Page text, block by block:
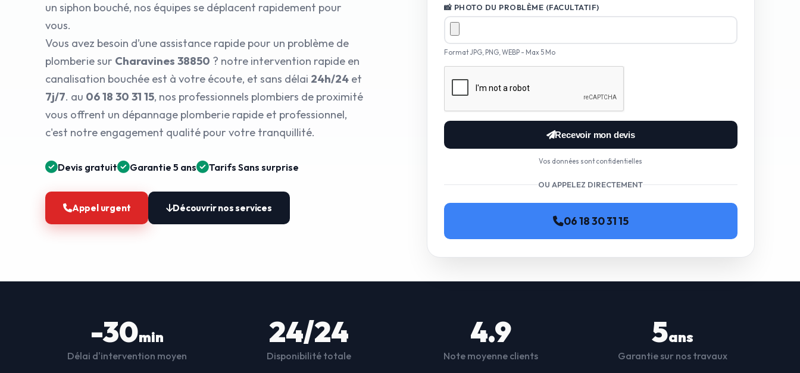
un siphon bouché, nos équipes se déplacent rapidement pour
vous.
Vous avez besoin d’une assistance rapide pour un problème de
plomberie sur Charavines 38850 ? notre intervention rapide en
canalisation bouchée est à votre écoute, et sans délai 24h/24 et
7j/7. au 06 18 30 31 15, nos professionnels plombiers de proximité
vous offrent un dépannage plomberie rapide et professionnel,
c'est notre engagement qualité pour votre tranquillité.
Devis gratuit Garantie 5 ans Tarifs Sans surprise
Appel urgent Découvrir nos services
📸 PHOTO DU PROBLÈME (FACULTATIF)
Format JPG, PNG, WEBP - Max 5 Mo
Recevoir mon devis
Vos données sont confidentielles
OU APPELEZ DIRECTEMENT
06 18 30 31 15
-30min
Délai d'intervention moyen
24/24
Disponibilité totale
4.9
Note moyenne clients
5ans
Garantie sur nos travaux